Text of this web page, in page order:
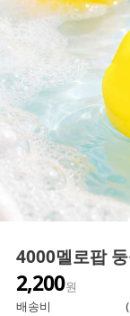
4000멜로팝
2,200원
배송비